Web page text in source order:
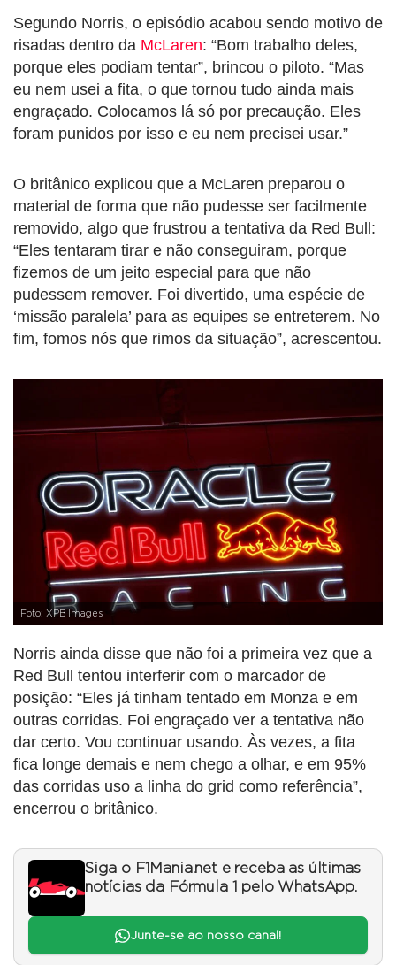
Segundo Norris, o episódio acabou sendo motivo de
risadas dentro da McLaren: “Bom trabalho deles,
porque eles podiam tentar”, brincou o piloto. “Mas
eu nem usei a fita, o que tornou tudo ainda mais
engraçado. Colocamos lá só por precaução. Eles
foram punidos por isso e eu nem precisei usar.”
O britânico explicou que a McLaren preparou o
material de forma que não pudesse ser facilmente
removido, algo que frustrou a tentativa da Red Bull:
“Eles tentaram tirar e não conseguiram, porque
fizemos de um jeito especial para que não
pudessem remover. Foi divertido, uma espécie de
‘missão paralela’ para as equipes se entreterem. No
fim, fomos nós que rimos da situação”, acrescentou.
Foto: XPB Images
Norris ainda disse que não foi a primeira vez que a
Red Bull tentou interferir com o marcador de
posição: “Eles já tinham tentado em Monza e em
outras corridas. Foi engraçado ver a tentativa não
dar certo. Vou continuar usando. Às vezes, a fita
fica longe demais e nem chego a olhar, e em 95%
das corridas uso a linha do grid como referência”,
encerrou o britânico.
Siga o F1Mania.net e receba as últimas
notícias da Fórmula 1 pelo WhatsApp.
Junte-se ao nosso canal!